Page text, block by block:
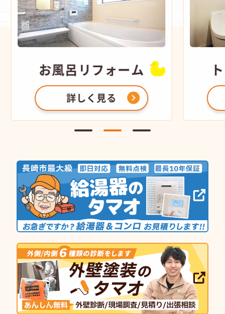
お風呂 リフォーム
詳しく見る